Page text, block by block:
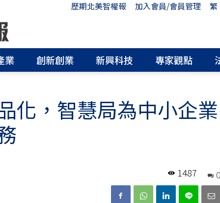
歷期北美智權報 加入會員/會員管理
繁
業 創新創業 新興科技 專家觀點
化，智慧局為中小企業
1487